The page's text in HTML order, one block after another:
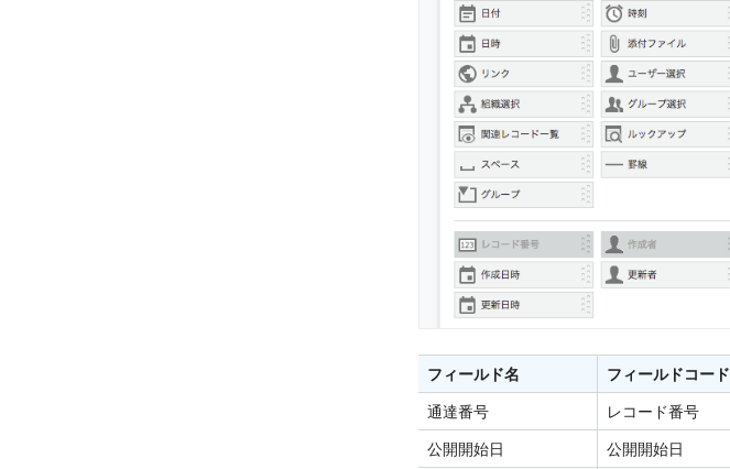
フィールド名 フィールドコード
通達番号 レコード番号
公開開始日 公開開始日